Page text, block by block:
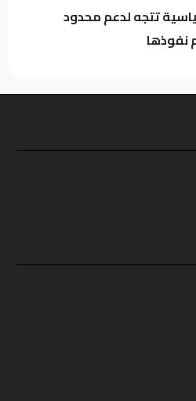
تتجه لدعم محدود
نفوذها